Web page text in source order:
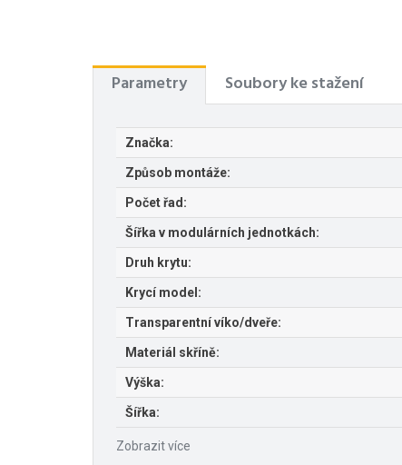
Parametry Soubory ke stažení
Značka:
Způsob montáže:
Počet řad:
Šířka v modulárních jednotkách:
Druh krytu:
Krycí model:
Transparentní víko/dveře:
Materiál skříně:
Výška:
Šířka:
Zobrazit více